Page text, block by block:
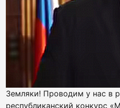
Земляки! Проводим у нас в
республиканский конкурс